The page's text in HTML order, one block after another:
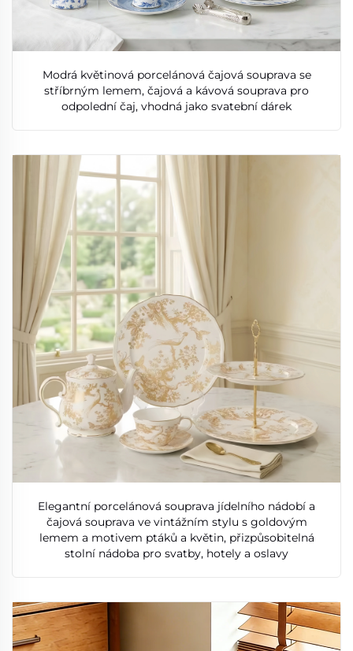
Modrá květinová porcelánová čajová souprava se
stříbrným lemem, čajová a kávová souprava pro
odpolední čaj, vhodná jako svatební dárek
Elegantní porcelánová souprava jídelního nádobí a
čajová souprava ve vintážním stylu s goldovým
lemem a motivem ptáků a květin, přizpůsobitelná
stolní nádoba pro svatby, hotely a oslavy